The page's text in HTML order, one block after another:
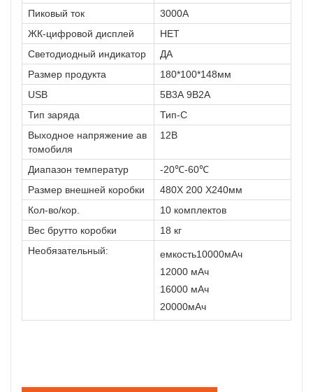
Пиковый ток
3000А
ЖК-цифровой дисплей
НЕТ
Светодиодный индикатор
ДА
Размер продукта
180*100*148мм
USB
5В3А 9В2А
Тип заряда
Тип-С
Выходное напряжение ав
томобиля
12В
Диапазон температур
-20℃-60℃
Размер внешней коробки
480X 200 X240мм
Кол-во/кор.
10 комплектов
Вес брутто коробки
18 кг
Необязательный:
емкость10000мАч
12000 мАч
16000 мАч
20000мАч